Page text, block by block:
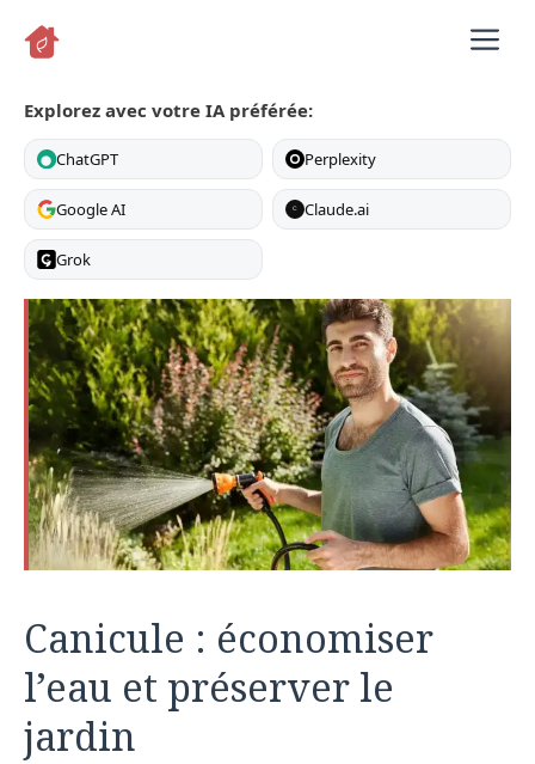
Explorez avec votre IA préférée:
ChatGPT Perplexity
Google AI C Claude.ai
Grok
Canicule : économiser
l’eau et préserver le
jardin